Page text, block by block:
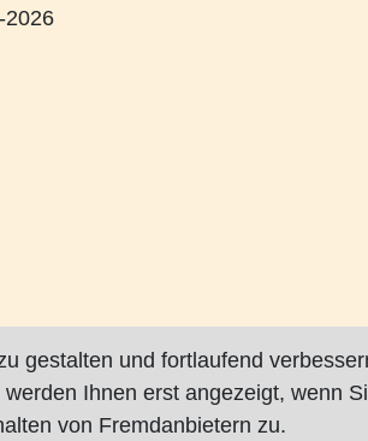
2026
gestalten und fortlaufend
Ihnen erst angezeigt, wenn
von Fremdanbietern zu.